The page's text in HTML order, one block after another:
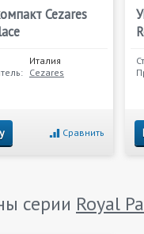
Cezares
Италия
Cezares
Сравнить
серии Royal